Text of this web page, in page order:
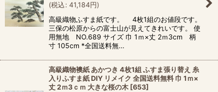
(税込: 41,184円)
高級織物ふすま紙です。 4枚1組のお値段です。
三保の松原からの富士山が見えてきれいです。 使
用無地 NO.689 サイズ 巾 1ｍ×丈 2ｍ3cm 柄
寸 105cm *全国送料無…
高級織物襖紙 あかつき 4枚1組 ふすま張り替え 糸
入りふすま紙 DIY リメイク 全国送料無料 巾 1ｍ×
丈 2ｍ3ｃｍ 大きな桜の木 [653]